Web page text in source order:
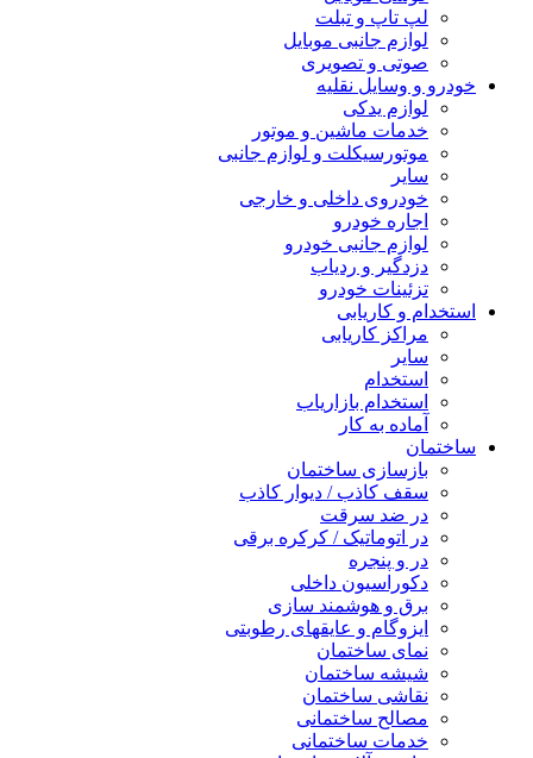
لپ تاپ و تبلت
لوازم جانبی موبایل
صوتی و تصویری
خودرو و وسایل نقلیه
لوازم یدکی
خدمات ماشین و موتور
موتورسیکلت و لوازم جانبی
سایر
خودروی داخلی و خارجی
اجاره خودرو
لوازم جانبی خودرو
دزدگیر و ردیاب
تزئینات خودرو
استخدام و کاریابی
مراکز کاریابی
سایر
استخدام
استخدام بازاریاب
آماده به کار
ساختمان
بازسازی ساختمان
سقف کاذب / دیوار کاذب
در ضد سرقت
در اتوماتیک / کرکره برقی
در و پنجره
دکوراسیون داخلی
برق و هوشمند سازی
ایزوگام و عایقهای رطوبتی
نمای ساختمان
شیشه ساختمان
نقاشی ساختمان
مصالح ساختمانی
خدمات ساختمانی